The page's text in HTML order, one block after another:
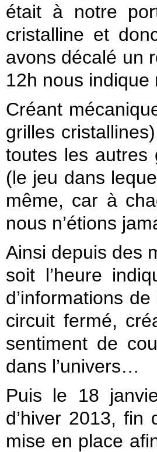
était à notre
cristalline et
avons décalé un
12h nous indique
Créant
grilles
toutes les autres
(le jeu dans
même, car à
nous n’étions
Ainsi depuis des
soit l’heure
d’informations
circuit fermé,
sentiment de
dans l’univers…
Puis le 18
d’hiver 2013, fin
mise en place